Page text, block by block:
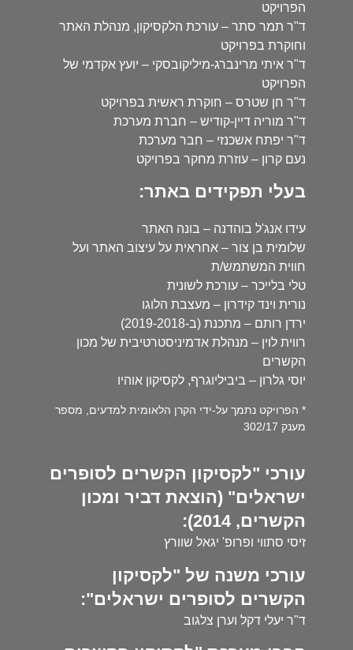
הפרויקט
ד"ר תמר סתר – עורכת הלקסיקון, מנהלת האתר
וחוקרת בפרויקט
ד"ר איתי מרינברג-מיליקובסקי – יועץ אקדמי של
הפרויקט
ד"ר חן שטרס – חוקרת ראשית בפרויקט
ד"ר מוריה דיין-קודיש – חברת מערכת
ד"ר יפתח אשכנזי – חבר מערכת
נעם קרון – עוזרת מחקר בפרויקט
בעלי תפקידים באתר:
עידו אנג'ל בוהדנה – בונה האתר
שלומית בן צור – אחראית על עיצוב האתר ועל
חווית המשתמש/ת
טלי בלייכר – עורכת לשונית
נורית וינד קידרון – מעצבת הלוגו
ירדן רותם – מתכנת (ב-2019-2018)
רווית לוין – מנהלת אדמיניסטרטיבית של מכון
הקשרים
יוסי גלרון – ביביליוגרף, לקסיקון אוהיו
* הפרויקט נתמך על-ידי הקרן הלאומית למדעים, מספר
מענק 302/17
עורכי "לקסיקון הקשרים לסופרים
ישראלים" (הוצאת דביר ומכון
הקשרים, 2014):
זיסי סתווי ופרופ' יגאל שוורץ
עורכי משנה של "לקסיקון
הקשרים לסופרים ישראלים":
ד"ר יעלי דקל וערן צלגוב